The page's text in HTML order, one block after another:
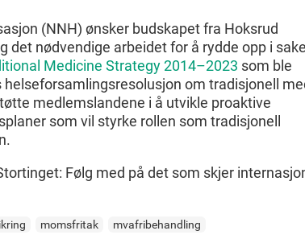
(NNH) ønsker budskapet fra Hoksrud
det nødvendige arbeidet for å rydde opp i
Medicine Strategy 2014–2023 som ble
om tradisjonell
medlemslandene i å utvikle proaktive
som vil styrke rollen som tradisjonell
Følg med på det som skjer
momsfritak
mvafribehandling